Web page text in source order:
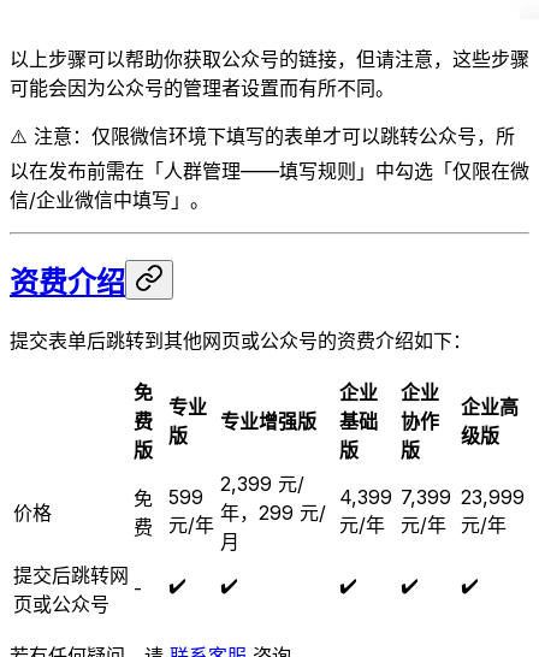
以上步骤可以帮助你获取公众号的链接，但请注意，这些步骤
可能会因为公众号的管理者设置而有所不同。
⚠️ 注意：仅限微信环境下填写的表单才可以跳转公众号，所
以在发布前需在「人群管理——填写规则」中勾选「仅限在微
信/企业微信中填写」。
资费介绍
提交表单后跳转到其他网页或公众号的资费介绍如下：
免
费
版
专业
版
专业增强版
企业
基础
版
企业
协作
版
企业高
级版
价格
免
费
599
元/年
2,399 元/
年，299 元/
月
4,399
元/年
7,399
元/年
23,999
元/年
提交后跳转网
页或公众号
- ✔️ ✔️ ✔️ ✔️ ✔️